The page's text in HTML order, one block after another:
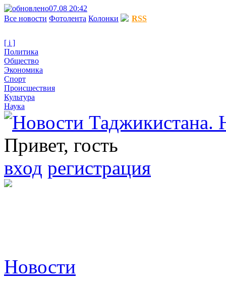
07.08 20:42
Все новости Фотолента Колонки RSS
[ i ]
Политика
Общество
Экономика
Спорт
Происшествия
Культура
Наука
Привет, гость
вход регистрация
Новости